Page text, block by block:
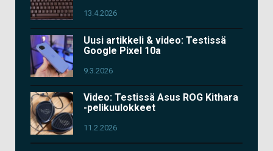
13.4.2026
Uusi artikkeli & video: Testissä
Google Pixel 10a
9.3.2026
Video: Testissä Asus ROG Kithara
-pelikuulokkeet
11.2.2026